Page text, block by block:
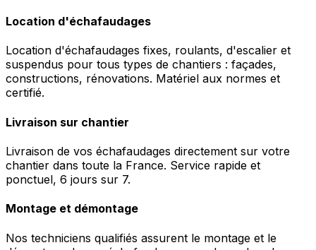
Location d'échafaudages
Location d'échafaudages fixes, roulants, d'escalier et
suspendus pour tous types de chantiers : façades,
constructions, rénovations. Matériel aux normes et
certifié.
Livraison sur chantier
Livraison de vos échafaudages directement sur votre
chantier dans toute la France. Service rapide et
ponctuel, 6 jours sur 7.
Montage et démontage
Nos techniciens qualifiés assurent le montage et le